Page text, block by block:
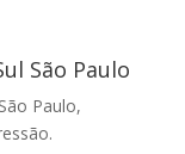
São Paulo
Paulo,